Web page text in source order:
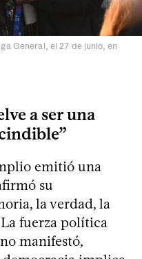
General, el 27 de junio, en
a ser una
emitió una
su
la verdad, la
fuerza política
manifestó,